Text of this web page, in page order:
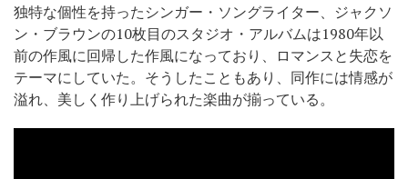
独特な個性を持ったシンガー・ソングライター、ジャクソ
ン・ブラウンの10枚目のスタジオ・アルバムは1980年以
前の作風に回帰した作風になっており、ロマンスと失恋を
テーマにしていた。そうしたこともあり、同作には情感が
溢れ、美しく作り上げられた楽曲が揃っている。